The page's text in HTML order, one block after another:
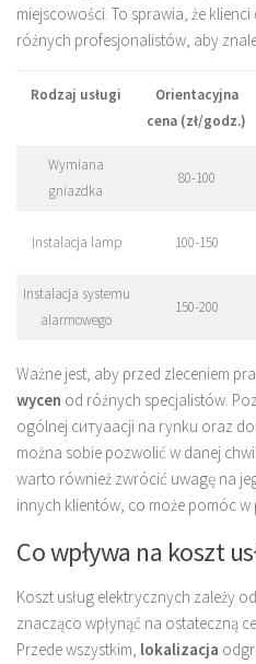
miejscowości. To sprawia, że
różnych profesjonalistów, aby
Rodzaj usługi
Orientacyjna
cena (zł/godz.)
Wymiana
gniazdka
80-100
Instalacja lamp 100-150
Instalacja systemu
alarmowego
150-200
Ważne jest, aby przed zleceniem
wycen od różnych specjalistów.
ogólnej ситуаacji na rynku oraz
można sobie pozwolić w danej
warto również zwrócić uwagę na
innych klientów, co może pomóc
Co wpływa na koszt
Koszt usług elektrycznych zależy
znacząco wpłynąć na ostateczną
Przede wszystkim, lokalizacja